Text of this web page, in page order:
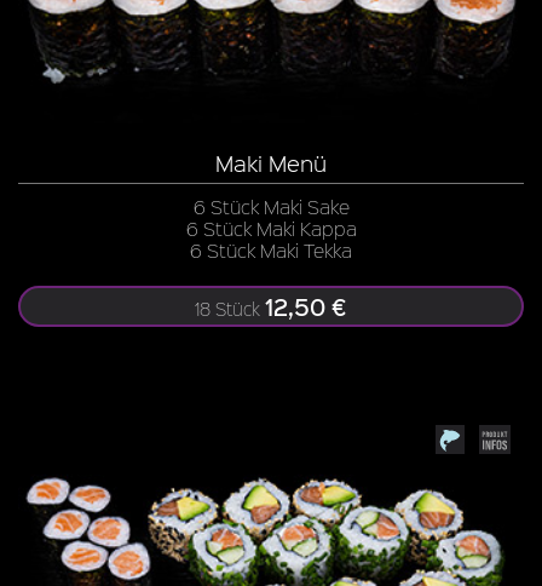
Maki Menü
6 Stück Maki Sake
6 Stück Maki Kappa
6 Stück Maki Tekka
18 Stück 12,50 €